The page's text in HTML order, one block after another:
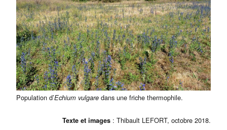
Population d’Echium vulgare dans une friche thermophile.
Texte et images : Thibault LEFORT, octobre 2018.